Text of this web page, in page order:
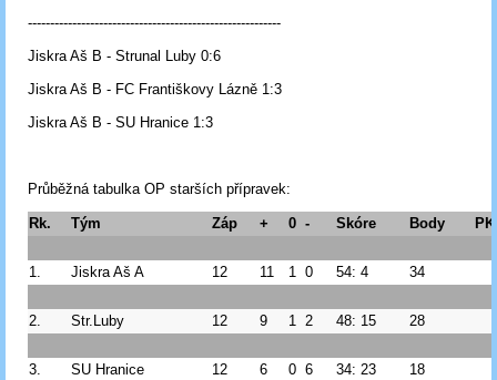
---------------------------------------------------------
Jiskra Aš B - Strunal Luby 0:6
Jiskra Aš B - FC Františkovy Lázně 1:3
Jiskra Aš B - SU Hranice 1:3
Průběžná tabulka OP starších přípravek:
Rk. Tým Záp + 0 - Skóre Body PK
1. Jiskra Aš A 12 11 1 0 54: 4 34
2. Str.Luby 12 9 1 2 48: 15 28
3. SU Hranice 12 6 0 6 34: 23 18